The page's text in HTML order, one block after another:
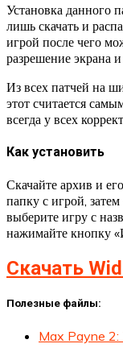
Установка данного
лишь скачать и
игрой после чего
разрешение экрана и
Из всех патчей на
этот считается
всегда у всех
Как установить
Скачайте архив и
папку с игрой,
выберите игру с
нажимайте кнопку
Скачать
Полезные файлы:
Max Payne